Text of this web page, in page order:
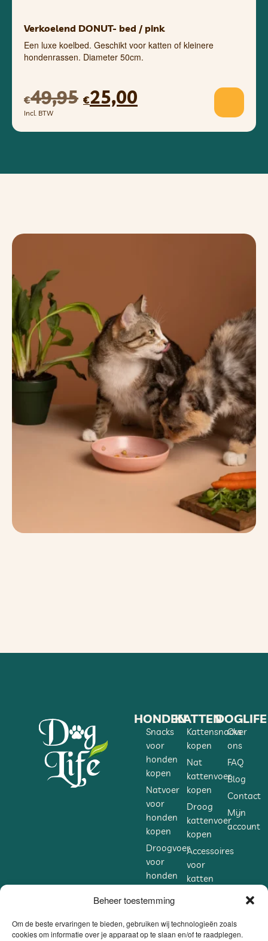
Beheer toestemming
Om de beste ervaringen te bieden, gebruiken wij technologieën zoals
cookies om informatie over je apparaat op te slaan en/of te raadplegen.
Verkoelend DONUT- bed / pink
Een luxe koelbed. Geschikt voor katten of kleinere
hondenrassen. Diameter 50cm.
€49,95 €25,00
Incl. BTW
HONDEN
Snacks
voor
honden
kopen
Natvoer
voor
honden
kopen
Droogvoer
voor
honden
Accessoires
voor
honden
KATTEN
Kattensnacks
kopen
Nat
kattenvoer
kopen
Droog
kattenvoer
kopen
Accessoires
voor
katten
voor
katten
DOGLIFE
Over
ons
FAQ
Blog
Contact
Mijn
account